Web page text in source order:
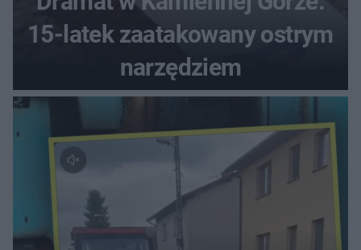
15-latek zaatakowany ostrym
narzędziem